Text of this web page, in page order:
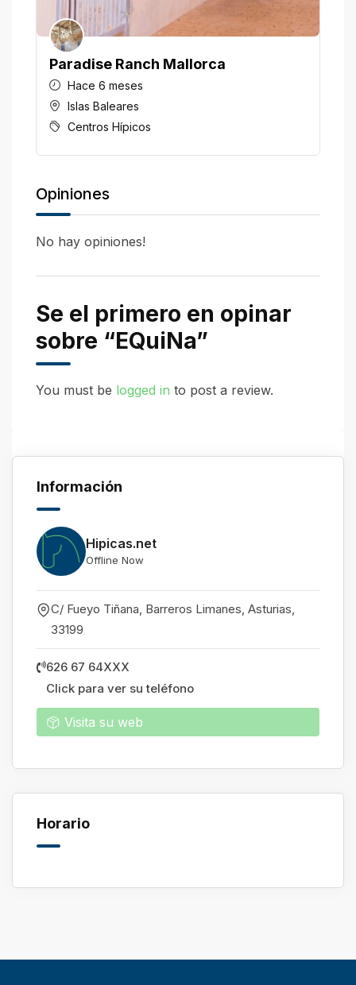
Paradise Ranch Mallorca
Hace 6 meses
Islas Baleares
Centros Hípicos
Opiniones
No hay opiniones!
Se el primero en opinar
sobre “EQuiNa”
You must be logged in to post a review.
Información
Hipicas.net
Offline Now
C/ Fueyo Tiñana, Barreros Limanes, Asturias,
33199
626 67 64XXX
Click para ver su teléfono
Visita su web
Horario